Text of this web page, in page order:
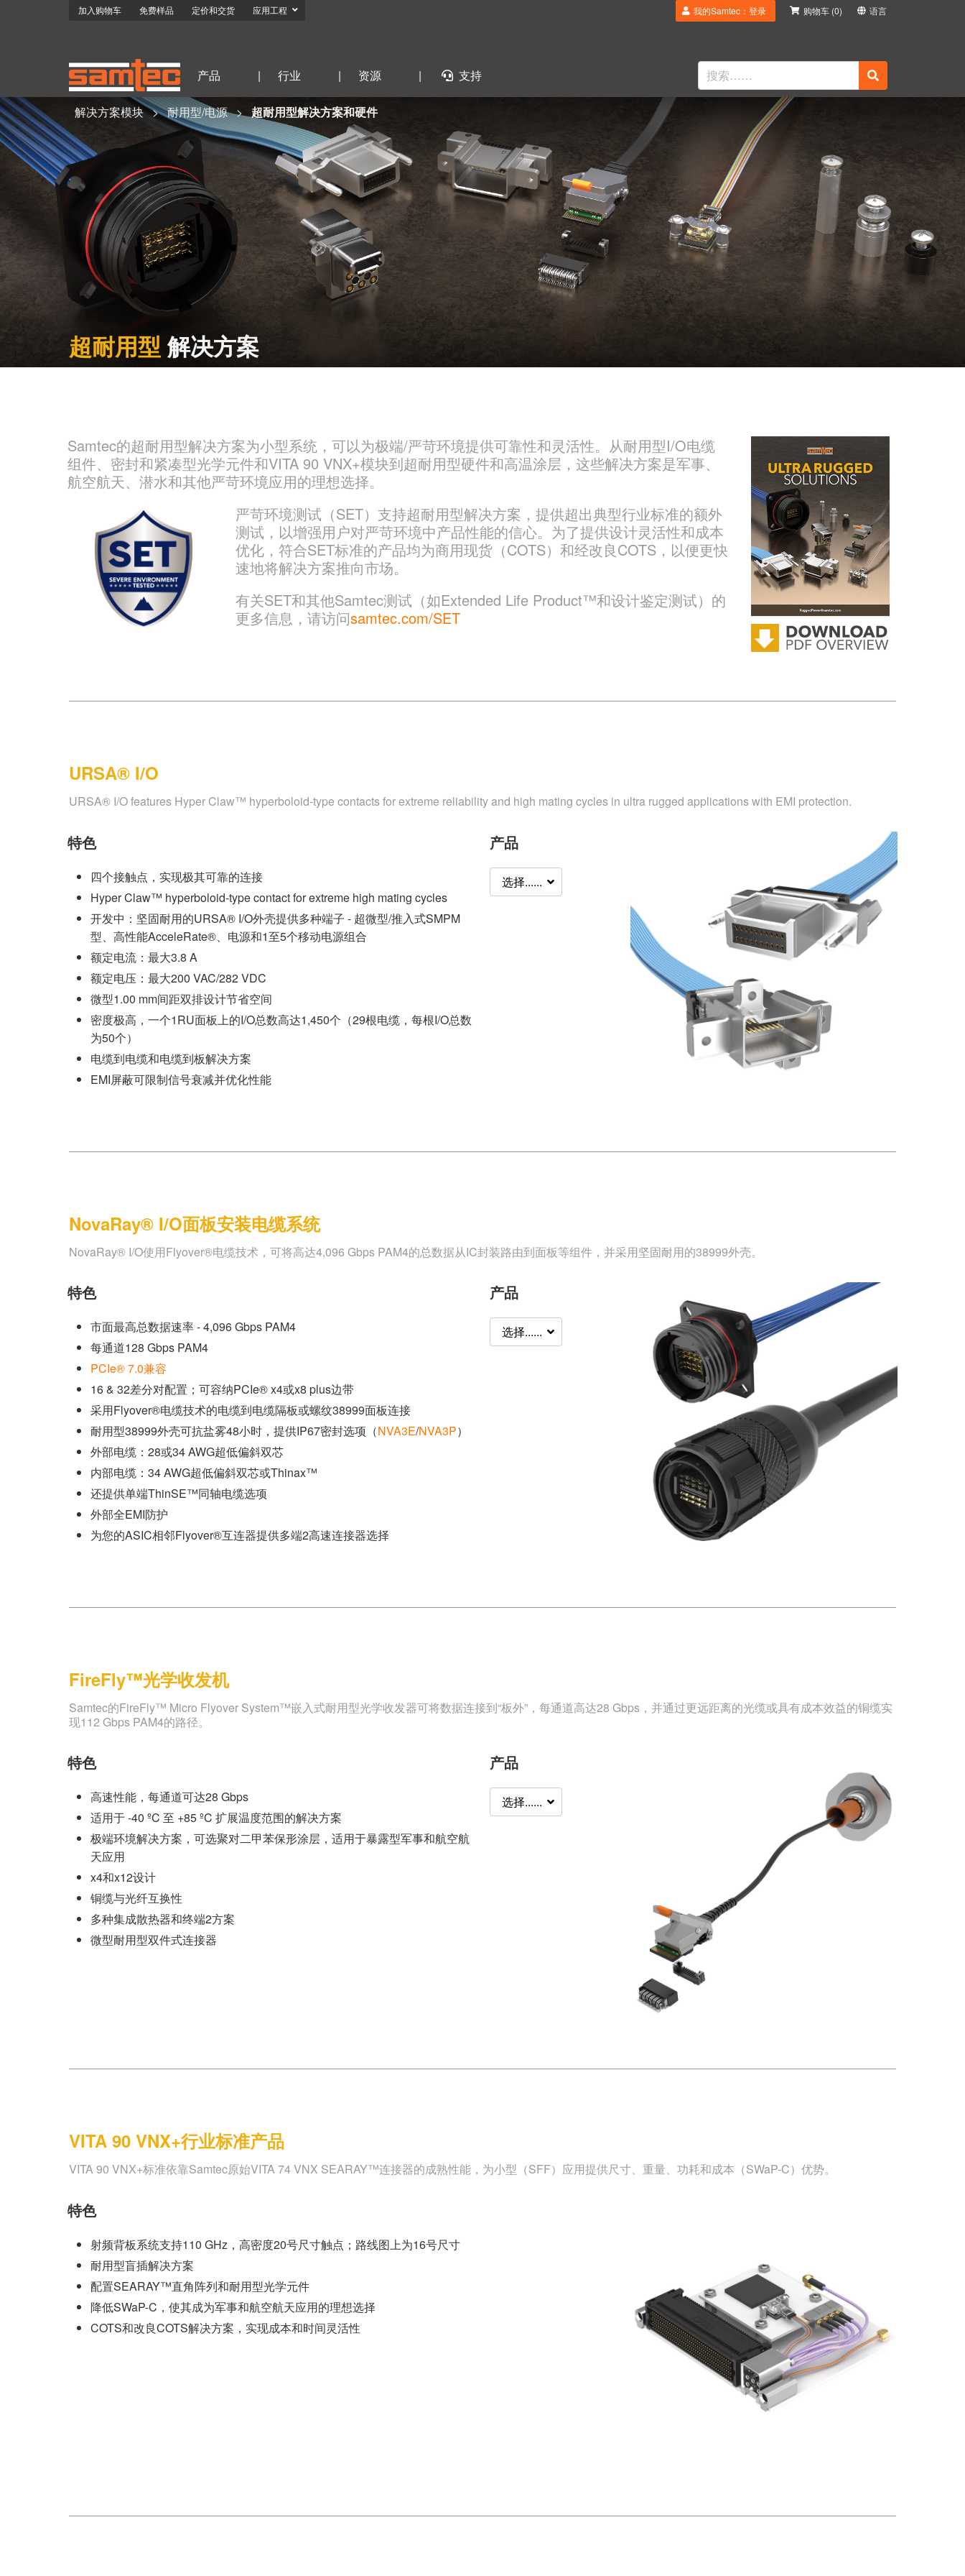
加入购物车 免费样品 定价和交货 应用工程 我的Samtec：登录 购物车 (0) 语言
产品 | 行业 | 资源 | 支持
解决方案模块 耐用型/电源 超耐用型解决方案和硬件
超耐用型 解决方案
Samtec的超耐用型解决方案为小型系统，可以为极端/严苛环境提供可靠性和灵活性。从耐用型I/O电缆
组件、密封和紧凑型光学元件和VITA 90 VNX+模块到超耐用型硬件和高温涂层，这些解决方案是军事、
航空航天、潜水和其他严苛环境应用的理想选择。
严苛环境测试（SET）支持超耐用型解决方案，提供超出典型行业标准的额外
测试，以增强用户对严苛环境中产品性能的信心。为了提供设计灵活性和成本
优化，符合SET标准的产品均为商用现货（COTS）和经改良COTS，以便更快
速地将解决方案推向市场。
有关SET和其他Samtec测试（如Extended Life Product™和设计鉴定测试）的
更多信息，请访问samtec.com/SET
URSA® I/O
URSA® I/O features Hyper Claw™ hyperboloid-type contacts for extreme reliability and high mating cycles in ultra rugged applications with EMI protection.
特色
四个接触点，实现极其可靠的连接
Hyper Claw™ hyperboloid-type contact for extreme high mating cycles
开发中：坚固耐用的URSA® I/O外壳提供多种端子 - 超微型/推入式SMPM
型、高性能AcceleRate®、电源和1至5个移动电源组合
额定电流：最大3.8 A
额定电压：最大200 VAC/282 VDC
微型1.00 mm间距双排设计节省空间
密度极高，一个1RU面板上的I/O总数高达1,450个（29根电缆，每根I/O总数
为50个）
电缆到电缆和电缆到板解决方案
EMI屏蔽可限制信号衰减并优化性能
产品
选择......
NovaRay® I/O面板安装电缆系统
NovaRay® I/O使用Flyover®电缆技术，可将高达4,096 Gbps PAM4的总数据从IC封装路由到面板等组件，并采用坚固耐用的38999外壳。
特色
市面最高总数据速率 - 4,096 Gbps PAM4
每通道128 Gbps PAM4
PCIe® 7.0兼容
16 & 32差分对配置；可容纳PCIe® x4或x8 plus边带
采用Flyover®电缆技术的电缆到电缆隔板或螺纹38999面板连接
耐用型38999外壳可抗盐雾48小时，提供IP67密封选项（NVA3E/NVA3P）
外部电缆：28或34 AWG超低偏斜双芯
内部电缆：34 AWG超低偏斜双芯或Thinax™
还提供单端ThinSE™同轴电缆选项
外部全EMI防护
为您的ASIC相邻Flyover®互连器提供多端2高速连接器选择
产品
选择......
FireFly™光学收发机
Samtec的FireFly™ Micro Flyover System™嵌入式耐用型光学收发器可将数据连接到“板外”，每通道高达28 Gbps，并通过更远距离的光缆或具有成本效益的铜缆实
现112 Gbps PAM4的路径。
特色
高速性能，每通道可达28 Gbps
适用于 -40 ºC 至 +85 ºC 扩展温度范围的解决方案
极端环境解决方案，可选聚对二甲苯保形涂层，适用于暴露型军事和航空航
天应用
x4和x12设计
铜缆与光纤互换性
多种集成散热器和终端2方案
微型耐用型双件式连接器
产品
选择......
VITA 90 VNX+行业标准产品
VITA 90 VNX+标准依靠Samtec原始VITA 74 VNX SEARAY™连接器的成熟性能，为小型（SFF）应用提供尺寸、重量、功耗和成本（SWaP-C）优势。
特色
射频背板系统支持110 GHz，高密度20号尺寸触点；路线图上为16号尺寸
耐用型盲插解决方案
配置SEARAY™直角阵列和耐用型光学元件
降低SWaP-C，使其成为军事和航空航天应用的理想选择
COTS和改良COTS解决方案，实现成本和时间灵活性